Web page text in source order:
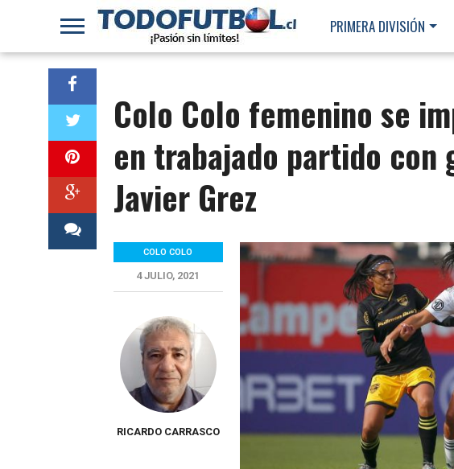
PRIMERA DIVISIÓN
Colo Colo femenino se
en trabajado partido con
Javier Grez
COLO COLO
4 JULIO, 2021
RICARDO CARRASCO